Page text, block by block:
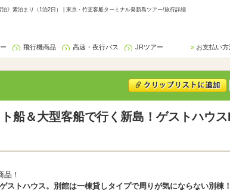
》素泊まり（1泊2日） | 東京・竹芝客船ターミナル発新島ツアー/旅行詳細
飛行機商品 高速・夜行バス JRツアー お支払い方
船＆大型客船で行く新島！ゲストハウ
！
トハウス。別館は一棟貸しタイプで周りが気にならない別棟！